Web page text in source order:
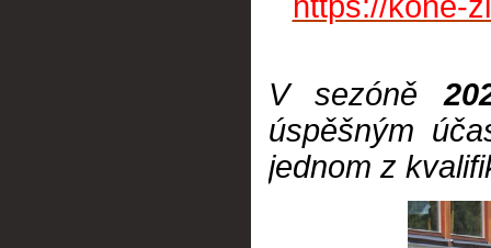
V sezóně
úspěšným
jednom z